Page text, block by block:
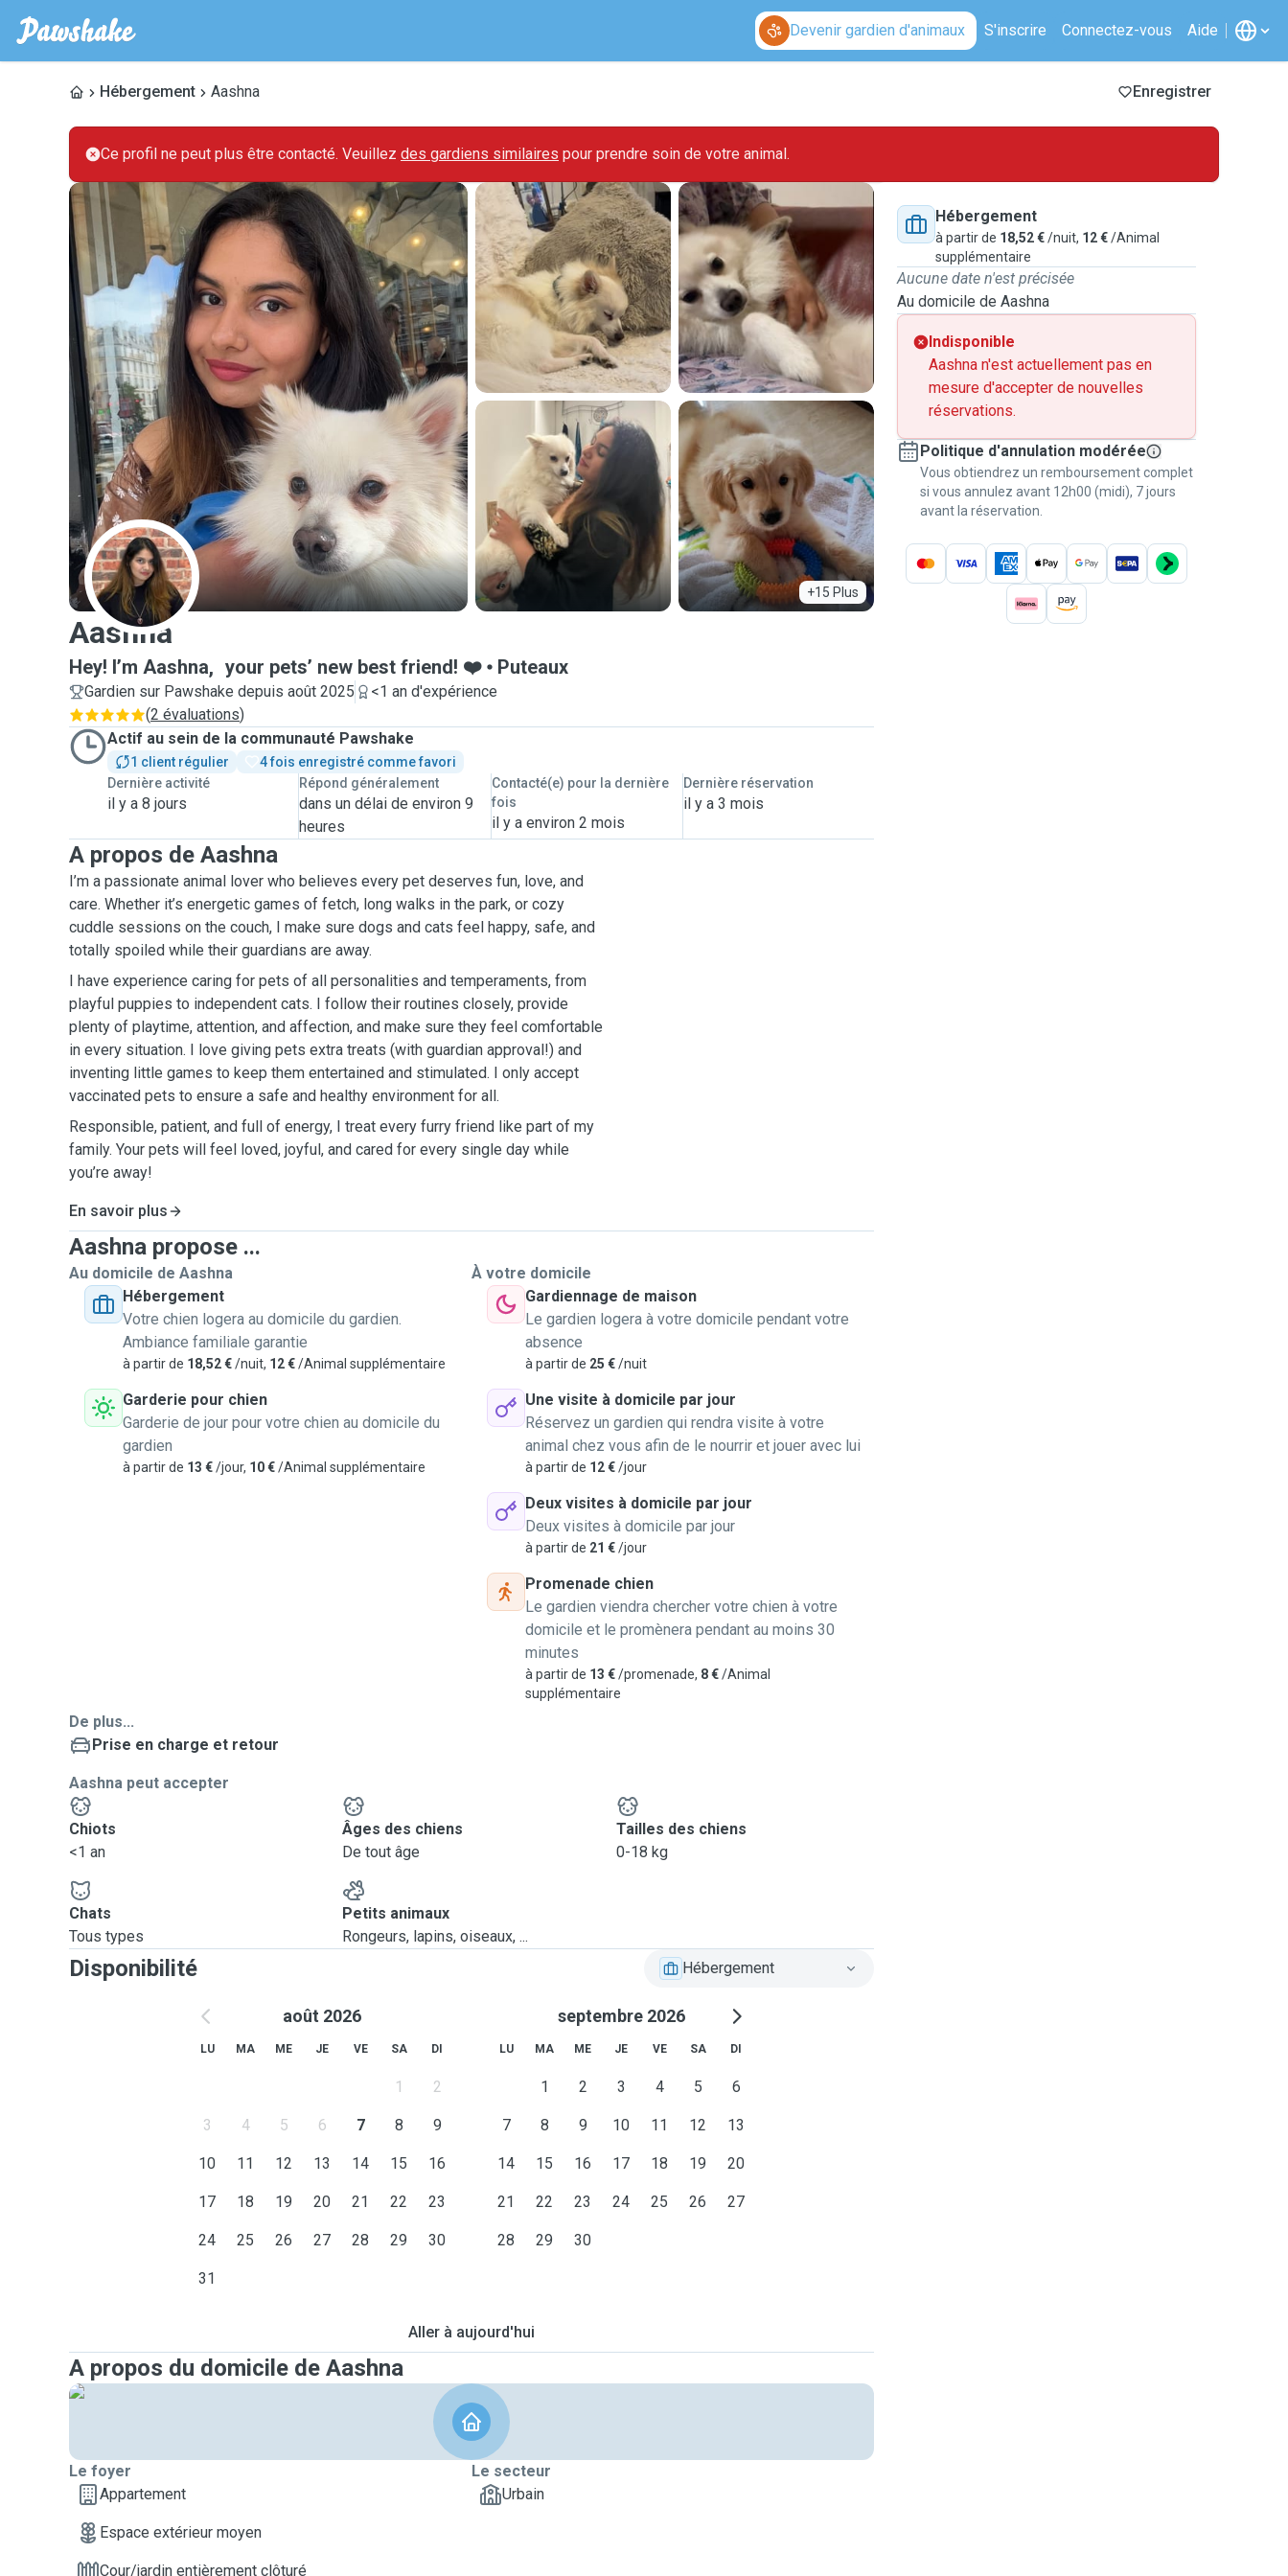
Devenir gardien d'animaux S'inscrire Connectez-vous Aide
Hébergement Aashna Enregistrer
Ce profil ne peut plus être contacté. Veuillez des gardiens similaires pour prendre soin de votre animal.
+15 Plus
A
Aashna
Hey! I’m Aashna, your pets’ new best friend! ❤️ Puteaux
Gardien sur Pawshake depuis août 2025
<1 an d'expérience
(2 évaluations)
Actif au sein de la communauté Pawshake
1 client régulier
4 fois enregistré comme favori
Dernière activité
il y a 8 jours
Répond généralement
dans un délai de environ 9
heures
Contacté(e) pour la dernière
fois
il y a environ 2 mois
Dernière réservation
il y a 3 mois
A propos de Aashna
I’m a passionate animal lover who believes every pet deserves fun, love, and
care. Whether it’s energetic games of fetch, long walks in the park, or cozy
cuddle sessions on the couch, I make sure dogs and cats feel happy, safe, and
totally spoiled while their guardians are away.
I have experience caring for pets of all personalities and temperaments, from
playful puppies to independent cats. I follow their routines closely, provide
plenty of playtime, attention, and affection, and make sure they feel comfortable
in every situation. I love giving pets extra treats (with guardian approval!) and
inventing little games to keep them entertained and stimulated. I only accept
vaccinated pets to ensure a safe and healthy environment for all.
Responsible, patient, and full of energy, I treat every furry friend like part of my
family. Your pets will feel loved, joyful, and cared for every single day while
you’re away!
En savoir plus
Aashna propose ...
Au domicile de Aashna
Hébergement
Votre chien logera au domicile du gardien.
Ambiance familiale garantie
à partir de 18,52 €/nuit, 12 €/Animal supplémentaire
Garderie pour chien
Garderie de jour pour votre chien au domicile du
gardien
à partir de 13 €/jour, 10 €/Animal supplémentaire
À votre domicile
Gardiennage de maison
Le gardien logera à votre domicile pendant votre
absence
à partir de 25 €/nuit
Une visite à domicile par jour
Réservez un gardien qui rendra visite à votre
animal chez vous afin de le nourrir et jouer avec lui
à partir de 12 €/jour
Deux visites à domicile par jour
Deux visites à domicile par jour
à partir de 21 €/jour
Promenade chien
Le gardien viendra chercher votre chien à votre
domicile et le promènera pendant au moins 30
minutes
à partir de 13 €/promenade, 8 €/Animal
supplémentaire
De plus...
Prise en charge et retour
Aashna peut accepter
Chiots
<1 an
Âges des chiens
De tout âge
Tailles des chiens
0-18 kg
Chats
Tous types
Petits animaux
Rongeurs, lapins, oiseaux, ...
Disponibilité Hébergement
août 2026
LU MA ME JE VE SA DI
1 2
3 4 5 6 7 8 9
10 11 12 13 14 15 16
17 18 19 20 21 22 23
24 25 26 27 28 29 30
31
septembre 2026
LU MA ME JE VE SA DI
1 2 3 4 5 6
7 8 9 10 11 12 13
14 15 16 17 18 19 20
21 22 23 24 25 26 27
28 29 30
Aller à aujourd'hui
A propos du domicile de Aashna
Le foyer
Appartement
Espace extérieur moyen
Cour/jardin entièrement clôturé
Le secteur
Urbain
Hébergement
à partir de 18,52 €/nuit, 12 €/Animal
supplémentaire
Aucune date n'est précisée
Au domicile de Aashna
Indisponible
Aashna n'est actuellement pas en
mesure d'accepter de nouvelles
réservations.
Politique d'annulation modérée
Vous obtiendrez un remboursement complet
si vous annulez avant 12h00 (midi), 7 jours
avant la réservation.